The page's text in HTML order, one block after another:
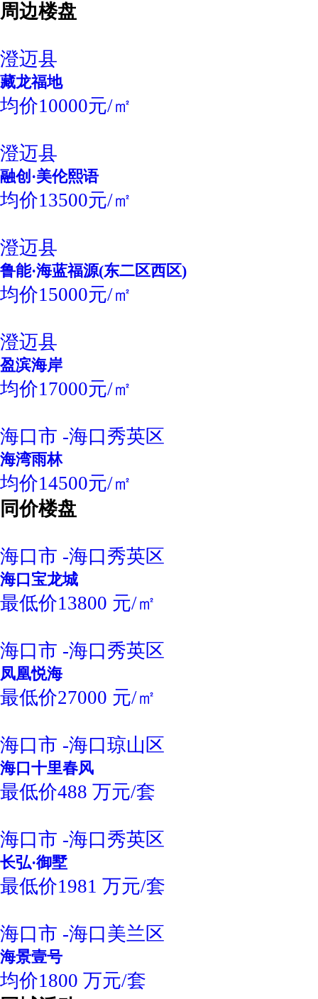
周边楼盘
澄迈县
藏龙福地
均价10000元/㎡
澄迈县
融创·美伦熙语
均价13500元/㎡
澄迈县
鲁能·海蓝福源(东二区西区)
均价15000元/㎡
澄迈县
盈滨海岸
均价17000元/㎡
海口市 -海口秀英区
海湾雨林
均价14500元/㎡
同价楼盘
海口市 -海口秀英区
海口宝龙城
最低价13800 元/㎡
海口市 -海口秀英区
凤凰悦海
最低价27000 元/㎡
海口市 -海口琼山区
海口十里春风
最低价488 万元/套
海口市 -海口秀英区
长弘·御墅
最低价1981 万元/套
海口市 -海口美兰区
海景壹号
均价1800 万元/套